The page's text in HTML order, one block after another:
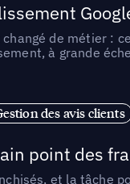
de métier :
à grande
des avis clients
point des
et la tâche